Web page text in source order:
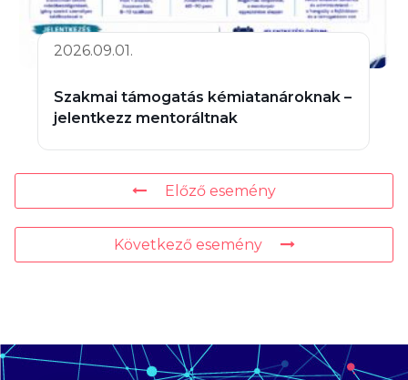
2026.09.01.
Szakmai támogatás kémiatanároknak –
jelentkezz mentoráltnak
Előző esemény
Következő esemény